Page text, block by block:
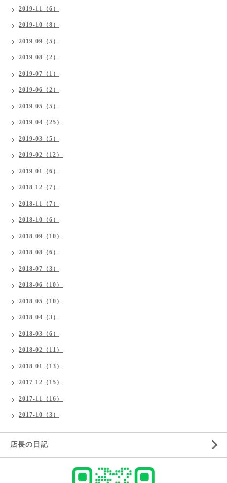
2019-11（6）
2019-10（8）
2019-09（5）
2019-08（2）
2019-07（1）
2019-06（2）
2019-05（5）
2019-04（25）
2019-03（5）
2019-02（12）
2019-01（6）
2018-12（7）
2018-11（7）
2018-10（6）
2018-09（10）
2018-08（6）
2018-07（3）
2018-06（10）
2018-05（10）
2018-04（3）
2018-03（6）
2018-02（11）
2018-01（13）
2017-12（15）
2017-11（16）
2017-10（3）
店長の日記